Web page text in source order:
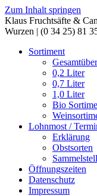
Zum Inhalt springen
Klaus Fruchtsäfte &
Wurzen | (0 34 25) 81
Sortiment
0,2 Liter
0,7 Liter
1,0 Liter
Bio
Lohnmost /
Erklärung
Obstsorten
Öffnungszeiten
Datenschutz
Impressum